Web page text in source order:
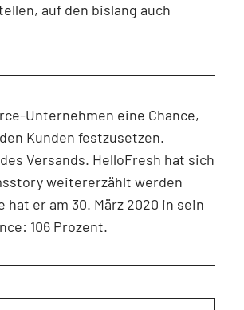
auf den bislang auch
Unternehmen eine Chance,
Kunden festzusetzen.
Versands. HelloFresh hat sich
weitererzählt werden
hat er am 30. März 2020 in sein
106 Prozent.